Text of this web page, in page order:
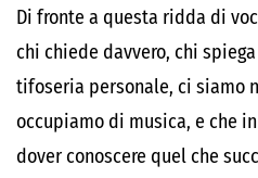
Di fronte a questa ridda di
chi chiede davvero, chi
tifoseria personale, ci siamo
occupiamo di musica, e che
dover conoscere quel che